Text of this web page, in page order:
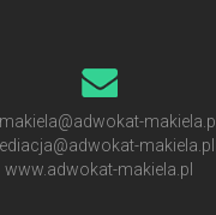
makiela.pl
makiela.pl
www.adwokat-makiela.pl